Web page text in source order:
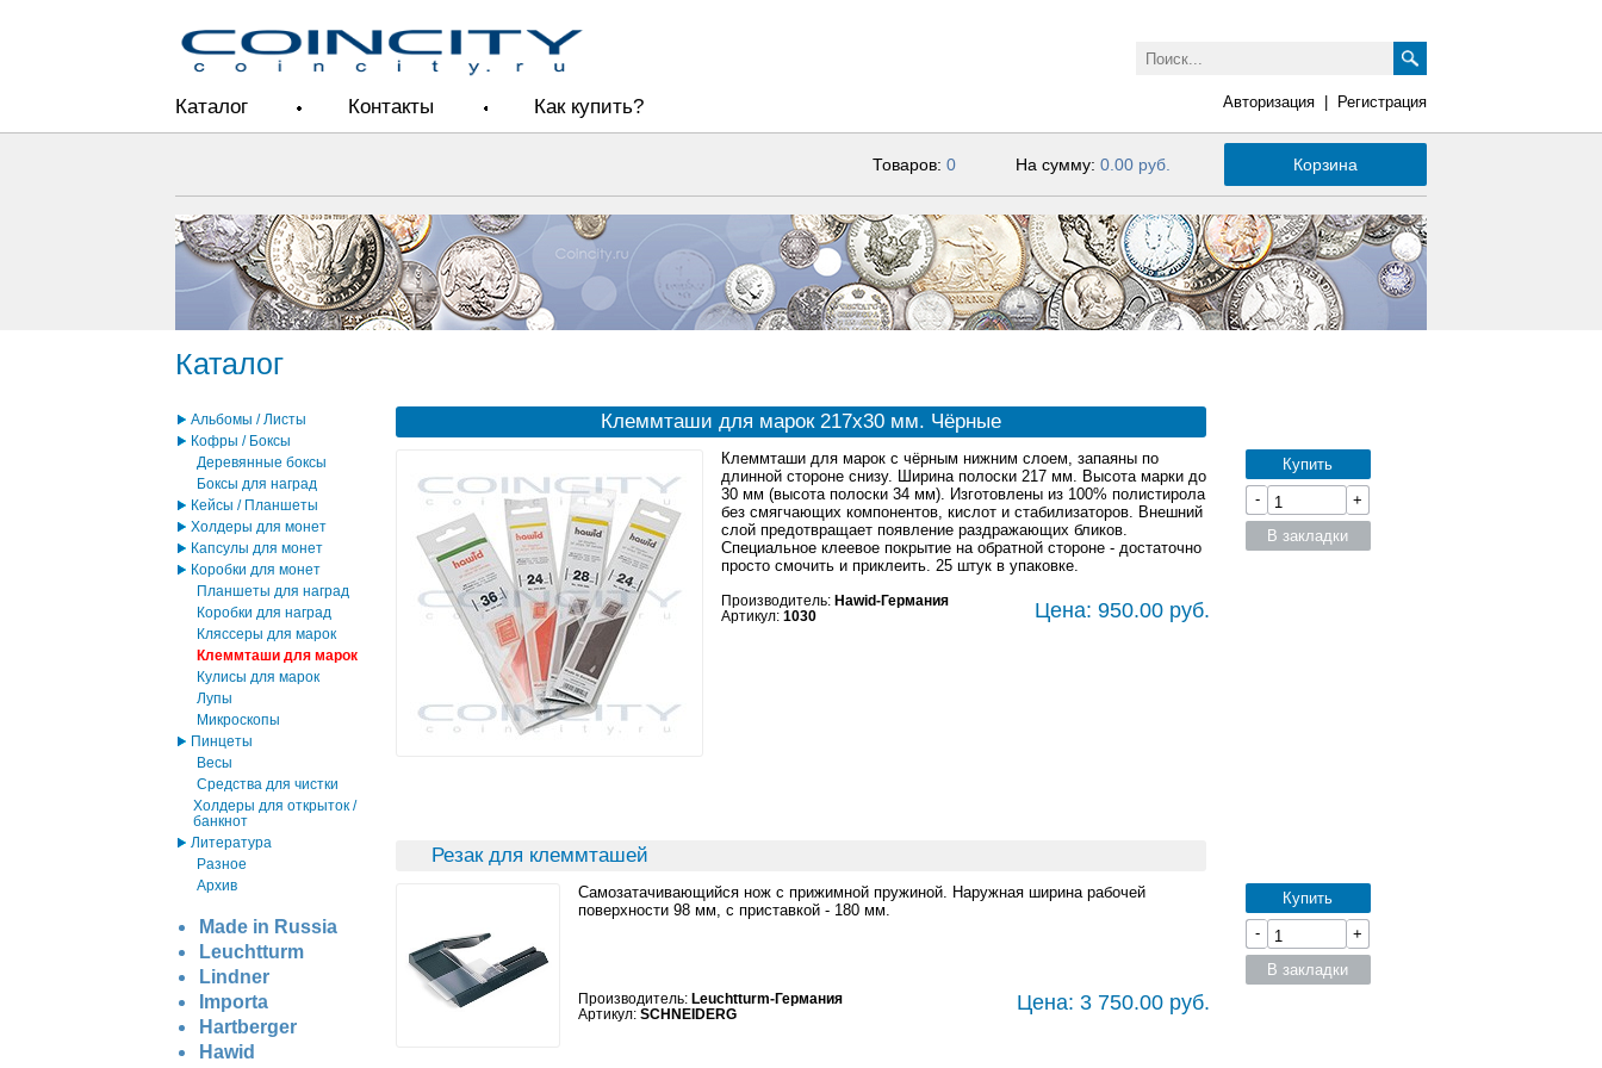
Каталог Контакты Как купить? Авторизация Регистрация
Товаров: 0 На сумму: 0.00 руб. Корзина
Каталог
Альбомы / Листы
Кофры / Боксы
Деревянные боксы
Боксы для наград
Кейсы / Планшеты
Холдеры для монет
Капсулы для монет
Коробки для монет
Планшеты для наград
Коробки для наград
Кляссеры для марок
Клеммташи для марок
Кулисы для марок
Лупы
Микроскопы
Пинцеты
Весы
Средства для чистки
Холдеры для открыток /
банкнот
Литература
Разное
Архив
Made in Russia
Leuchtturm
Lindner
Importa
Hartberger
Hawid
Клеммташи для марок 217x30 мм. Чёрные
Клеммташи для марок с чёрным нижним слоем, запаяны по
длинной стороне снизу. Ширина полоски 217 мм. Высота марки до
30 мм (высота полоски 34 мм). Изготовлены из 100% полистирола
без смягчающих компонентов, кислот и стабилизаторов. Внешний
слой предотвращает появление раздражающих бликов.
Специальное клеевое покрытие на обратной стороне - достаточно
просто смочить и приклеить. 25 штук в упаковке.
Производитель: Hawid-Германия
Артикул: 1030 Цена: 950.00 руб.
Купить
-
+
В закладки
Резак для клеммташей
Самозатачивающийся нож с прижимной пружиной. Наружная ширина рабочей
поверхности 98 мм, с приставкой - 180 мм.
Производитель: Leuchtturm-Германия
Артикул: SCHNEIDERG Цена: 3 750.00 руб.
Купить
-
+
В закладки